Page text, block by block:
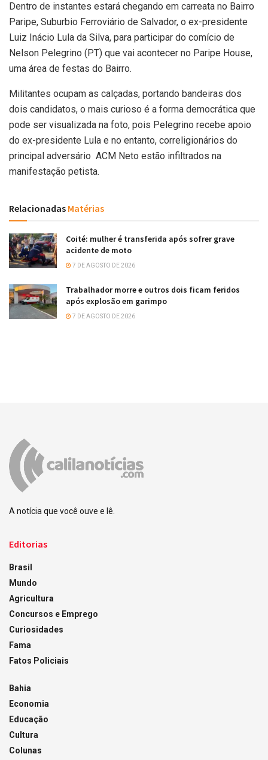
Dentro de instantes estará chegando em carreata no Bairro
Paripe, Suburbio Ferroviário de Salvador, o ex-presidente
Luiz Inácio Lula da Silva, para participar do comício de
Nelson Pelegrino (PT) que vai acontecer no Paripe House,
uma área de festas do Bairro.
Militantes ocupam as calçadas, portando bandeiras dos
dois candidatos, o mais curioso é a forma democrática que
pode ser visualizada na foto, pois Pelegrino recebe apoio
do ex-presidente Lula e no entanto, correligionários do
principal adversário ACM Neto estão infiltrados na
manifestação petista.
Relacionadas Matérias
Coité: mulher é transferida após sofrer grave
acidente de moto
7 DE AGOSTO DE 2026
Trabalhador morre e outros dois ficam feridos
após explosão em garimpo
7 DE AGOSTO DE 2026
A notícia que você ouve e lê.
Editorias
Brasil
Mundo
Agricultura
Concursos e Emprego
Curiosidades
Fama
Fatos Policiais
Bahia
Economia
Educação
Cultura
Colunas